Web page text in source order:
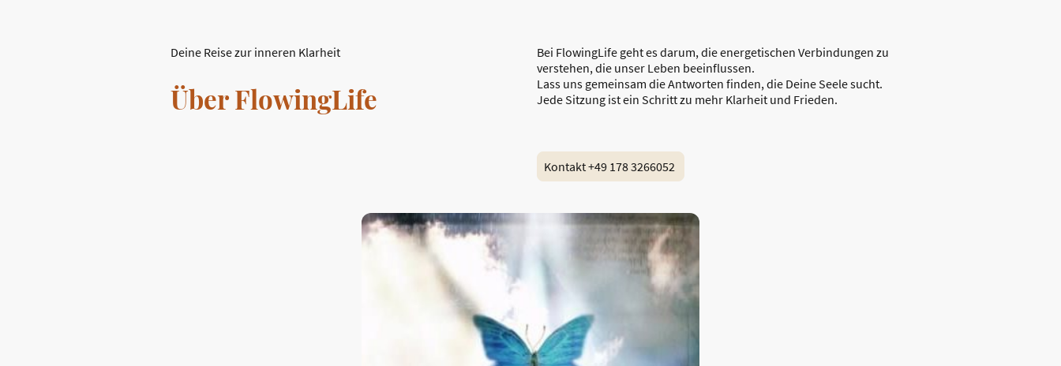
Deine Reise zur inneren Klarheit
Über FlowingLife
Bei FlowingLife geht es darum, die energetischen Verbindungen zu
verstehen, die unser Leben beeinflussen.
Lass uns gemeinsam die Antworten finden, die Deine Seele sucht.
Jede Sitzung ist ein Schritt zu mehr Klarheit und Frieden.
Kontakt +49 178 3266052